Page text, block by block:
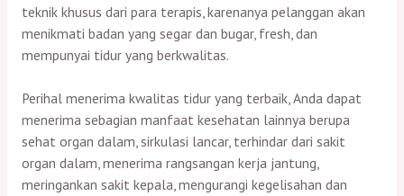
teknik khusus dari para terapis, karenanya pelanggan akan
menikmati badan yang segar dan bugar, fresh, dan
mempunyai tidur yang berkwalitas.
Perihal menerima kwalitas tidur yang terbaik, Anda dapat
menerima sebagian manfaat kesehatan lainnya berupa
sehat organ dalam, sirkulasi lancar, terhindar dari sakit
organ dalam, menerima rangsangan kerja jantung,
meringankan sakit kepala, mengurangi kegelisahan dan